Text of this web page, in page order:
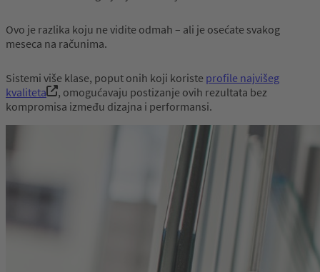
Ovo je razlika koju ne vidite odmah – ali je osećate svakog
meseca na računima.
Sistemi više klase, poput onih koji koriste profile najvišeg
kvaliteta
, omogućavaju postizanje ovih rezultata bez
kompromisa između dizajna i performansi.